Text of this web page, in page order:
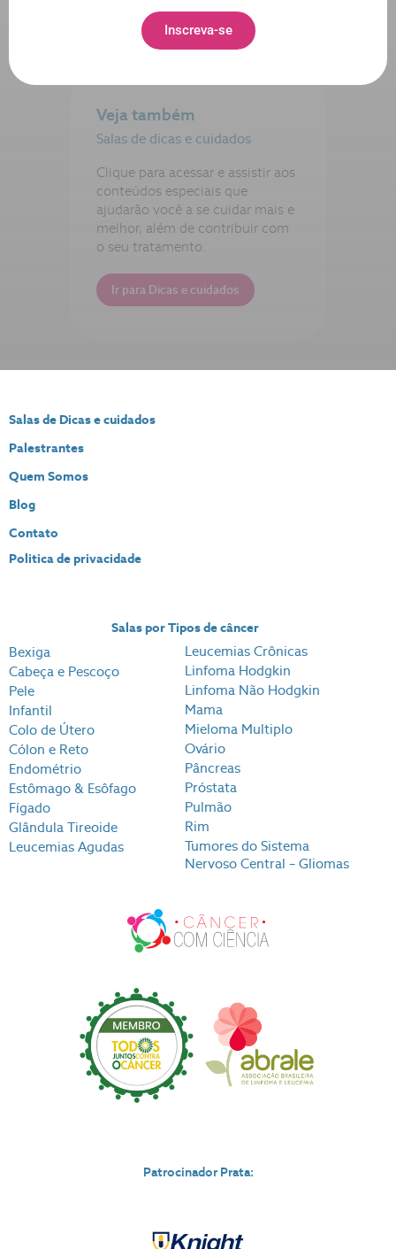
Registre-se gratuitamente
Veja também
Salas de dicas e cuidados
Clique para acessar e assistir aos
conteúdos especiais que
ajudarão você a se cuidar mais e
melhor, além de contribuir com
o seu tratamento.
Ir para Dicas e cuidados
Inscreva-se
Salas de Dicas e cuidados
Palestrantes
Quem Somos
Blog
Contato
Politica de privacidade
Salas por Tipos de câncer
Bexiga
Cabeça e Pescoço
Pele
Infantil
Colo de Útero
Cólon e Reto
Endométrio
Estômago & Esôfago
Fígado
Glândula Tireoide
Leucemias Agudas
Leucemias Crônicas
Linfoma Hodgkin
Linfoma Não Hodgkin
Mama
Mieloma Multiplo
Ovário
Pâncreas
Próstata
Pulmão
Rim
Tumores do Sistema
Nervoso Central – Gliomas
Patrocinador Prata: